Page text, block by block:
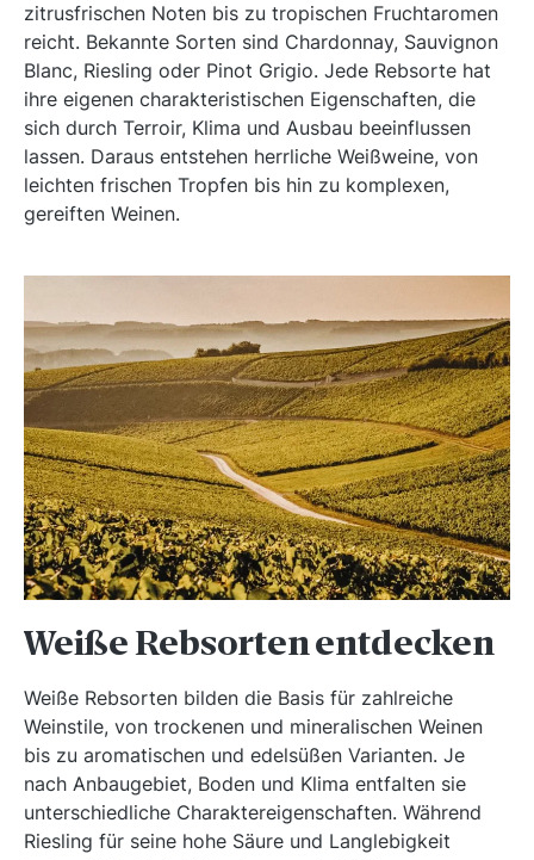
zitrusfrischen Noten bis zu tropischen Fruchtaromen
reicht. Bekannte Sorten sind Chardonnay, Sauvignon
Blanc, Riesling oder Pinot Grigio. Jede Rebsorte hat
ihre eigenen charakteristischen Eigenschaften, die
sich durch Terroir, Klima und Ausbau beeinflussen
lassen. Daraus entstehen herrliche Weißweine, von
leichten frischen Tropfen bis hin zu komplexen,
gereiften Weinen.
Weiße Rebsorten entdecken
Weiße Rebsorten bilden die Basis für zahlreiche
Weinstile, von trockenen und mineralischen Weinen
bis zu aromatischen und edelsüßen Varianten. Je
nach Anbaugebiet, Boden und Klima entfalten sie
unterschiedliche Charaktereigenschaften. Während
Riesling für seine hohe Säure und Langlebigkeit